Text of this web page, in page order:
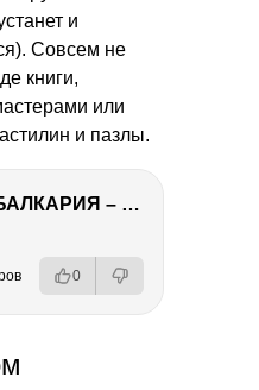
и
Совсем не
книги,
или
и пазлы.
КАБАРДИНО-БАЛКАРИЯ – ПУТЕШЕСТВИЕ НА КАВКАЗ часть 3
0